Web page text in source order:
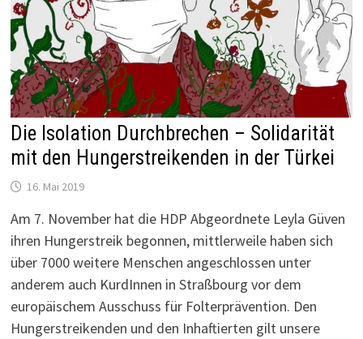
Die Isolation Durchbrechen – Solidarität
mit den Hungerstreikenden in der Türkei
16. Mai 2019
Am 7. November hat die HDP Abgeordnete Leyla Güven
ihren Hungerstreik begonnen, mittlerweile haben sich
über 7000 weitere Menschen angeschlossen unter
anderem auch KurdInnen in Straßbourg vor dem
europäischem Ausschuss für Folterprävention. Den
Hungerstreikenden und den Inhaftierten gilt unsere